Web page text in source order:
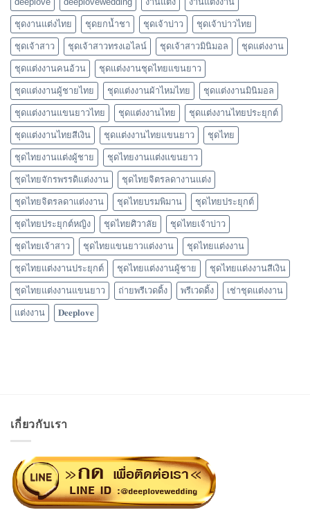
ชุดงานแต่งไทย ชุดยกน้ำชา ชุดเจ้าบ่าว ชุดเจ้าบ่าวไทย
ชุดเจ้าสาว ชุดเจ้าสาวทรงเอไลน์ ชุดเจ้าสาวมินิมอล ชุดแต่งงาน
ชุดแต่งงานคนอ้วน ชุดแต่งงานชุดไทยแขนยาว
ชุดแต่งงานผู้ชายไทย ชุดแต่งงานผ้าไหมไทย ชุดแต่งงานมินิมอล
ชุดแต่งงานแขนยาวไทย ชุดแต่งงานไทย ชุดแต่งงานไทยประยุกต์
ชุดแต่งงานไทยสีเงิน ชุดแต่งงานไทยแขนยาว ชุดไทย
ชุดไทยงานแต่งผู้ชาย ชุดไทยงานแต่งแขนยาว
ชุดไทยจักรพรรดิแต่งงาน ชุดไทยจิตรลดางานแต่ง
ชุดไทยจิตรลดาแต่งงาน ชุดไทยบรมพิมาน ชุดไทยประยุกต์
ชุดไทยประยุกต์หญิง ชุดไทยศิวาลัย ชุดไทยเจ้าบ่าว
ชุดไทยเจ้าสาว ชุดไทยแขนยาวแต่งงาน ชุดไทยแต่งงาน
ชุดไทยแต่งงานประยุกต์ ชุดไทยแต่งงานผู้ชาย ชุดไทยแต่งงานสีเงิน
ชุดไทยแต่งงานแขนยาว ถ่ายพรีเวดดิ้ง พรีเวดดิ้ง เช่าชุดแต่งงาน
แต่งงาน 𝐃𝐞𝐞𝐩𝐥𝐨𝐯𝐞
เกี่ยวกับเรา